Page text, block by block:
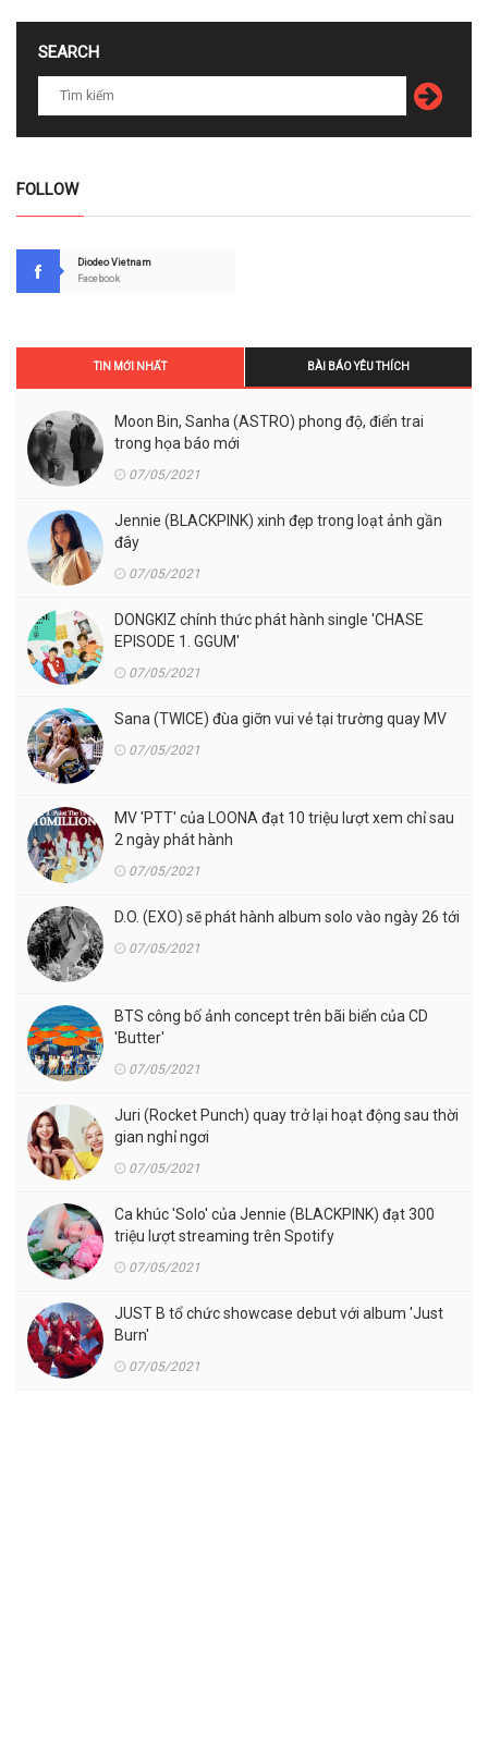
SEARCH
FOLLOW
Diodeo Vietnam
Facebook
TIN MỚI NHẤT BÀI BÁO YÊU THÍCH
Moon Bin, Sanha (ASTRO) phong độ, điển trai
trong họa báo mới
07/05/2021
Jennie (BLACKPINK) xinh đẹp trong loạt ảnh gần
đây
07/05/2021
DONGKIZ chính thức phát hành single 'CHASE
EPISODE 1. GGUM'
07/05/2021
Sana (TWICE) đùa giỡn vui vẻ tại trường quay MV
07/05/2021
MV 'PTT' của LOONA đạt 10 triệu lượt xem chỉ sau
2 ngày phát hành
07/05/2021
D.O. (EXO) sẽ phát hành album solo vào ngày 26 tới
07/05/2021
BTS công bố ảnh concept trên bãi biển của CD
'Butter'
07/05/2021
Juri (Rocket Punch) quay trở lại hoạt động sau thời
gian nghỉ ngơi
07/05/2021
Ca khúc 'Solo' của Jennie (BLACKPINK) đạt 300
triệu lượt streaming trên Spotify
07/05/2021
JUST B tổ chức showcase debut với album 'Just
Burn'
07/05/2021